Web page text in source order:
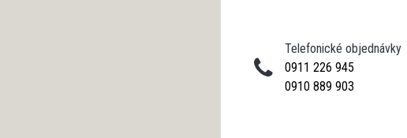
Telefonické objednávky
0911 226 945
0910 889 903